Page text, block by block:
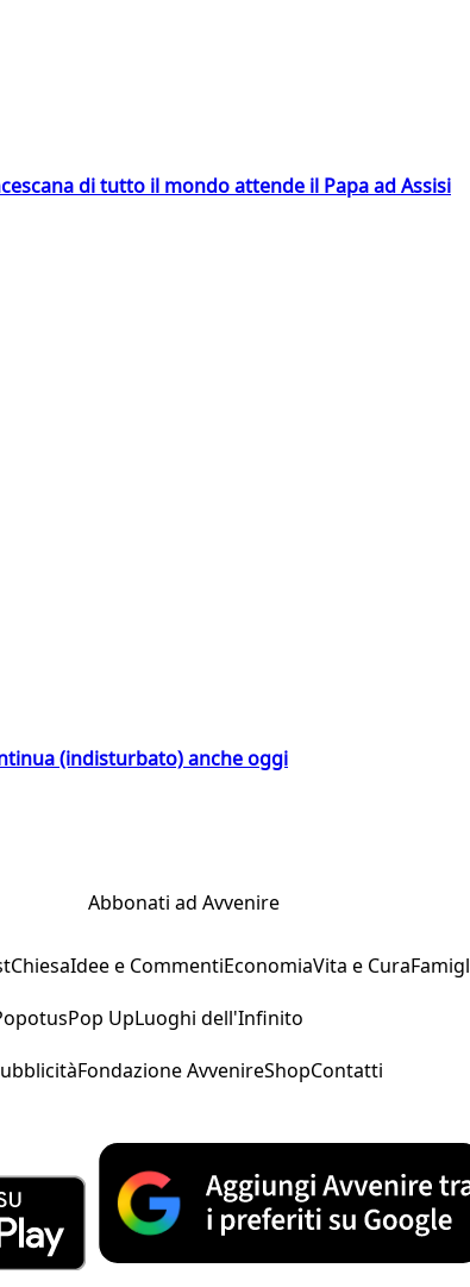
di tutto il mondo attende il Papa ad Assisi
(indisturbato) anche oggi
Abbonati ad Avvenire
ChiesaIdee e CommentiEconomiaVita e Cura
Pop UpLuoghi dell'Infinito
Fondazione AvvenireShopContatti